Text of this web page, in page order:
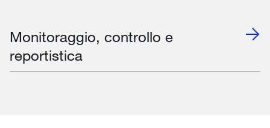
Monitoraggio, controllo e
reportistica